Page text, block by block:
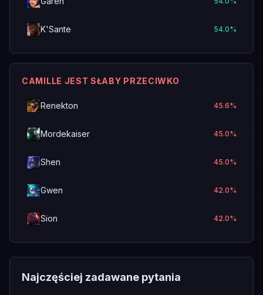
K'Sante 54.0%
CAMILLE JEST SŁABY PRZECIWKO
Renekton 45.6%
Mordekaiser 45.0%
Shen 45.0%
Gwen 42.0%
Sion 42.0%
Najczęściej zadawane pytania